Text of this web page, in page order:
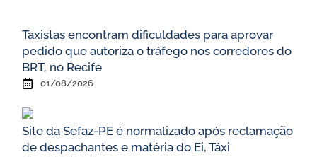
Taxistas encontram dificuldades para aprovar
pedido que autoriza o tráfego nos corredores do
BRT, no Recife
01/08/2026
Site da Sefaz-PE é normalizado após reclamação
de despachantes e matéria do Ei, Táxi